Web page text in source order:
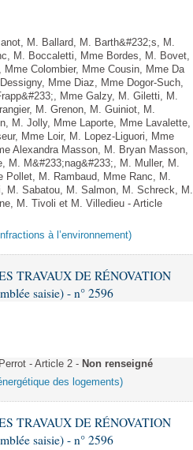
M. Ballard, M. Barth&#232;s, M.
M. Boccaletti, Mme Bordes, M. Bovet,
Colombier, Mme Cousin, Mme Da
Mme Diaz, Mme Dogor-Such,
Mme Galzy, M. Giletti, M.
M. Grenon, M. Guiniot, M.
M. Jolly, Mme Laporte, Mme Lavalette,
Mme Loir, M. Lopez-Liguori, Mme
Alexandra Masson, M. Bryan Masson,
M. M&#233;nag&#233;, M. Muller, M.
Pollet, M. Rambaud, Mme Ranc, M.
M. Sabatou, M. Salmon, M. Schreck, M.
M. Tivoli et M. Villedieu - Article
à l’environnement)
TRAVAUX DE RÉNOVATION
saisie) - n° 2596
- Article 2 - Non renseigné
des logements)
TRAVAUX DE RÉNOVATION
saisie) - n° 2596